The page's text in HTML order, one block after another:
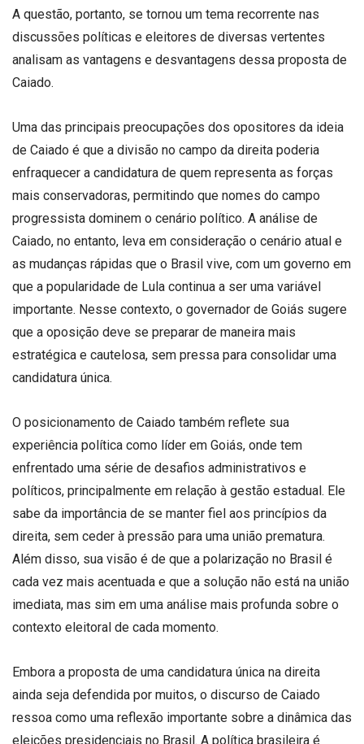
A questão, portanto, se tornou um tema recorrente nas
discussões políticas e eleitores de diversas vertentes
analisam as vantagens e desvantagens dessa proposta de
Caiado.
Uma das principais preocupações dos opositores da ideia
de Caiado é que a divisão no campo da direita poderia
enfraquecer a candidatura de quem representa as forças
mais conservadoras, permitindo que nomes do campo
progressista dominem o cenário político. A análise de
Caiado, no entanto, leva em consideração o cenário atual e
as mudanças rápidas que o Brasil vive, com um governo em
que a popularidade de Lula continua a ser uma variável
importante. Nesse contexto, o governador de Goiás sugere
que a oposição deve se preparar de maneira mais
estratégica e cautelosa, sem pressa para consolidar uma
candidatura única.
O posicionamento de Caiado também reflete sua
experiência política como líder em Goiás, onde tem
enfrentado uma série de desafios administrativos e
políticos, principalmente em relação à gestão estadual. Ele
sabe da importância de se manter fiel aos princípios da
direita, sem ceder à pressão para uma união prematura.
Além disso, sua visão é de que a polarização no Brasil é
cada vez mais acentuada e que a solução não está na união
imediata, mas sim em uma análise mais profunda sobre o
contexto eleitoral de cada momento.
Embora a proposta de uma candidatura única na direita
ainda seja defendida por muitos, o discurso de Caiado
ressoa como uma reflexão importante sobre a dinâmica das
eleições presidenciais no Brasil. A política brasileira é